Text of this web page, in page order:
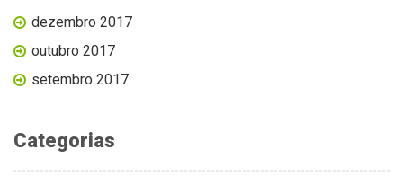
dezembro 2017
outubro 2017
setembro 2017
Categorias